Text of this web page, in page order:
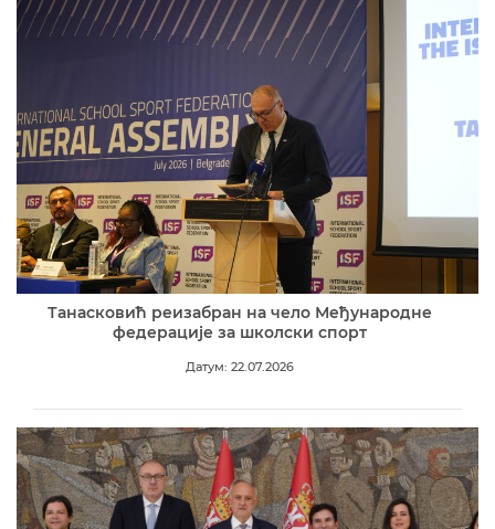
Танасковић реизабран на чело Међународне
федерације за школски спорт
Датум: 22.07.2026